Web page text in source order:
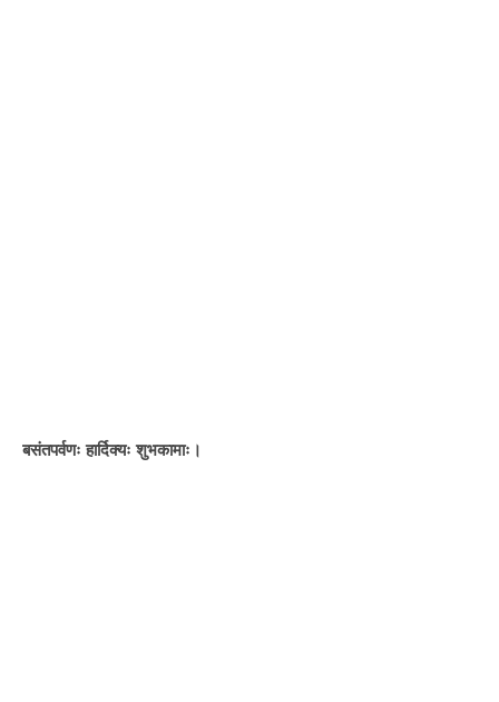
बसंतपर्वणः हार्दिक्यः शुभकामाः।